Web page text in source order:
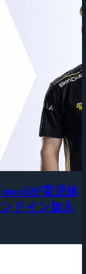
meziiが育児休
ドイン加入